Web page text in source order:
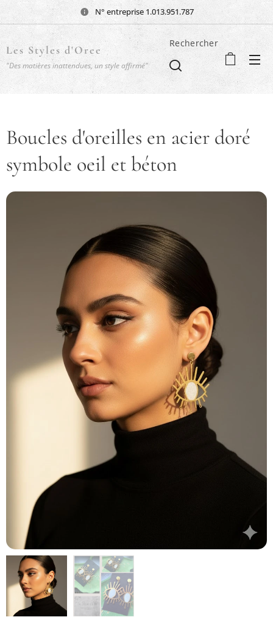
N° entreprise 1.013.951.787
Les Styles d'Oree
"Des matières inattendues, un style affirmé"
Rechercher
Boucles d'oreilles en acier doré
symbole oeil et béton